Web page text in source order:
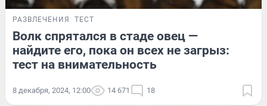
РАЗВЛЕЧЕНИЯ ТЕСТ
Волк спрятался в стаде овец —
найдите его, пока он всех не загрыз:
тест на внимательность
8 декабря, 2024, 12:00 14 671 18